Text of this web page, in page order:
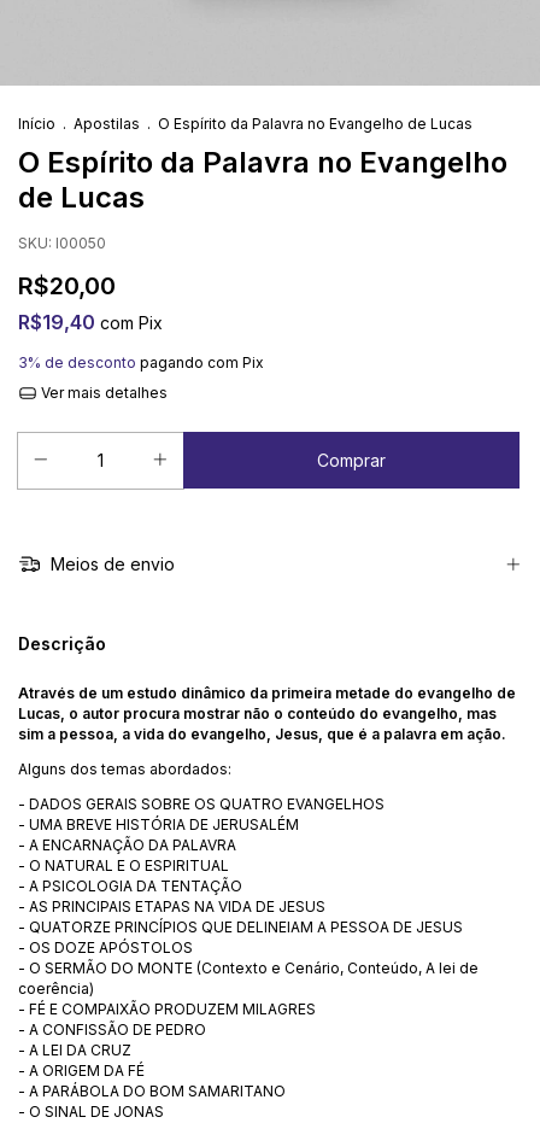
Início . Apostilas . O Espírito da Palavra no Evangelho de Lucas
O Espírito da Palavra no Evangelho
de Lucas
SKU: I00050
R$20,00
R$19,40 com Pix
3% de desconto pagando com Pix
Ver mais detalhes
Meios de envio
Descrição
Através de um estudo dinâmico da primeira metade do evangelho de
Lucas, o autor procura mostrar não o conteúdo do evangelho, mas
sim a pessoa, a vida do evangelho, Jesus, que é a palavra em ação.
Alguns dos temas abordados:
- DADOS GERAIS SOBRE OS QUATRO EVANGELHOS
- UMA BREVE HISTÓRIA DE JERUSALÉM
- A ENCARNAÇÃO DA PALAVRA
- O NATURAL E O ESPIRITUAL
- A PSICOLOGIA DA TENTAÇÃO
- AS PRINCIPAIS ETAPAS NA VIDA DE JESUS
- QUATORZE PRINCÍPIOS QUE DELINEIAM A PESSOA DE JESUS
- OS DOZE APÓSTOLOS
- O SERMÃO DO MONTE (Contexto e Cenário, Conteúdo, A lei de
coerência)
- FÉ E COMPAIXÃO PRODUZEM MILAGRES
- A CONFISSÃO DE PEDRO
- A LEI DA CRUZ
- A ORIGEM DA FÉ
- A PARÁBOLA DO BOM SAMARITANO
- O SINAL DE JONAS